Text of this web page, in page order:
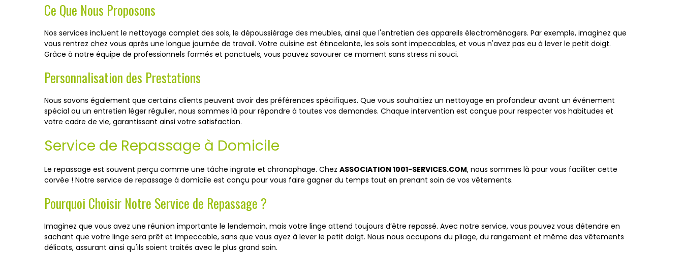
Ce Que Nous Proposons
Nos services incluent le nettoyage complet des sols, le dépoussiérage des meubles, ainsi que l'entretien des appareils électroménagers. Par exemple, imaginez que
vous rentrez chez vous après une longue journée de travail. Votre cuisine est étincelante, les sols sont impeccables, et vous n'avez pas eu à lever le petit doigt.
Grâce à notre équipe de professionnels formés et ponctuels, vous pouvez savourer ce moment sans stress ni souci.
Personnalisation des Prestations
Nous savons également que certains clients peuvent avoir des préférences spécifiques. Que vous souhaitiez un nettoyage en profondeur avant un événement
spécial ou un entretien léger régulier, nous sommes là pour répondre à toutes vos demandes. Chaque intervention est conçue pour respecter vos habitudes et
votre cadre de vie, garantissant ainsi votre satisfaction.
Service de Repassage à Domicile
Le repassage est souvent perçu comme une tâche ingrate et chronophage. Chez ASSOCIATION 1001-SERVICES.COM, nous sommes là pour vous faciliter cette
corvée ! Notre service de repassage à domicile est conçu pour vous faire gagner du temps tout en prenant soin de vos vêtements.
Pourquoi Choisir Notre Service de Repassage ?
Imaginez que vous avez une réunion importante le lendemain, mais votre linge attend toujours d’être repassé. Avec notre service, vous pouvez vous détendre en
sachant que votre linge sera prêt et impeccable, sans que vous ayez à lever le petit doigt. Nous nous occupons du pliage, du rangement et même des vêtements
délicats, assurant ainsi qu'ils soient traités avec le plus grand soin.